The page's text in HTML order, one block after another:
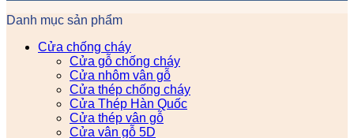
Danh mục sản phẩm
Cửa chống cháy
Cửa gỗ chống cháy
Cửa nhôm vân gỗ
Cửa thép chống cháy
Cửa Thép Hàn Quốc
Cửa thép vân gỗ
Cửa vân gỗ 5D